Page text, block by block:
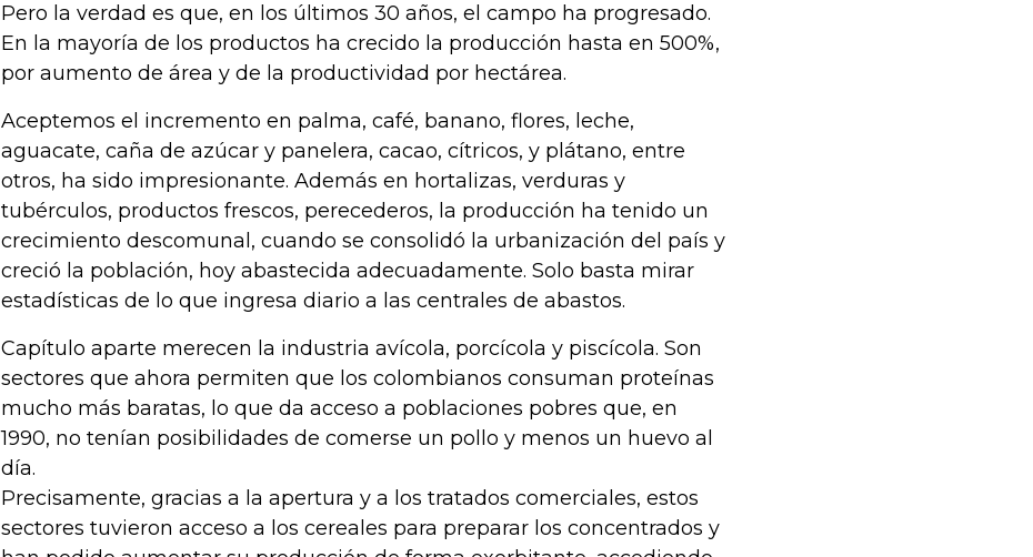
Pero la verdad es que, en los últimos 30 años, el campo ha progresado.
En la mayoría de los productos ha crecido la producción hasta en 500%,
por aumento de área y de la productividad por hectárea.
Aceptemos el incremento en palma, café, banano, flores, leche,
aguacate, caña de azúcar y panelera, cacao, cítricos, y plátano, entre
otros, ha sido impresionante. Además en hortalizas, verduras y
tubérculos, productos frescos, perecederos, la producción ha tenido un
crecimiento descomunal, cuando se consolidó la urbanización del país y
creció la población, hoy abastecida adecuadamente. Solo basta mirar
estadísticas de lo que ingresa diario a las centrales de abastos.
Capítulo aparte merecen la industria avícola, porcícola y piscícola. Son
sectores que ahora permiten que los colombianos consuman proteínas
mucho más baratas, lo que da acceso a poblaciones pobres que, en
1990, no tenían posibilidades de comerse un pollo y menos un huevo al
día.
Precisamente, gracias a la apertura y a los tratados comerciales, estos
sectores tuvieron acceso a los cereales para preparar los concentrados y